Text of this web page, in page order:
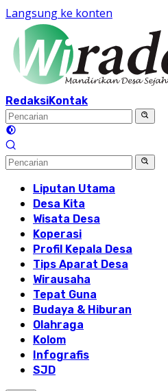
Langsung ke konten
RedaksiKontak
Liputan Utama
Desa Kita
Wisata Desa
Koperasi
Profil Kepala Desa
Tips Aparat Desa
Wirausaha
Tepat Guna
Budaya & Hiburan
Olahraga
Kolom
Infografis
SJD